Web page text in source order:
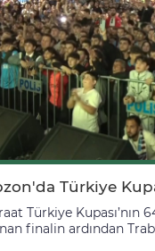
Türkiye
Türkiye Kupası’nın
finalin ardından